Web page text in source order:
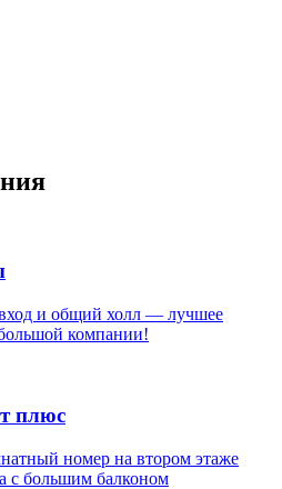
и общий холл — лучшее
компании!
плюс
номер на втором этаже
с большим балконом